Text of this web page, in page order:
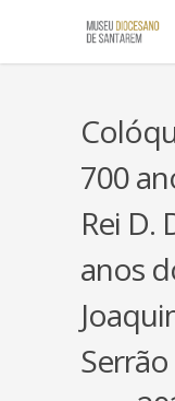
700
Rei D.
anos